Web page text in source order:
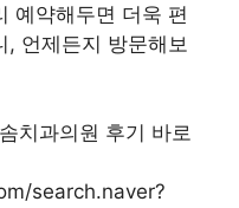
예약해두면 더욱 편
언제든지 방문해보
치과의원 후기 바로
search.naver?